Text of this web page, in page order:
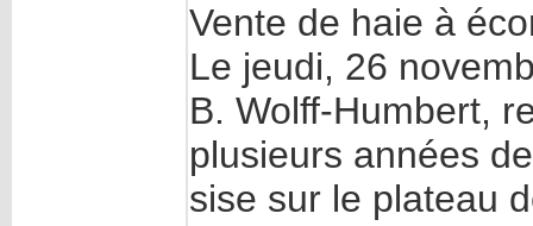
Vente de haie à
Le jeudi, 26
B. Wolff-Humbert,
plusieurs années
sise sur le plateau